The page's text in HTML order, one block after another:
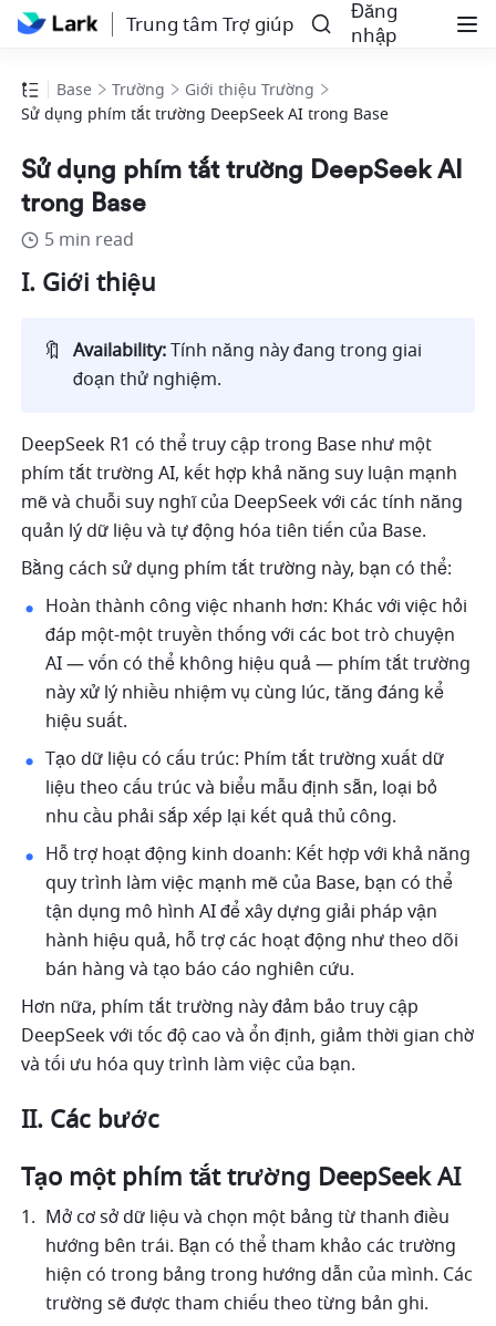
Trung tâm Trợ giúp
Đăng
nhập
Base Trường
Giới thiệu Trường
Sử dụng phím tắt trường DeepSeek AI trong Base
Sử dụng phím tắt trường DeepSeek AI
trong Base
5 min read
I. Giới thiệu
🔖 Availability: Tính năng này đang trong giai
đoạn thử nghiệm.
DeepSeek R1 có thể truy cập trong Base như một
phím tắt trường AI, kết hợp khả năng suy luận mạnh
mẽ và chuỗi suy nghĩ của DeepSeek với các tính năng
quản lý dữ liệu và tự động hóa tiên tiến của Base.
Bằng cách sử dụng phím tắt trường này, bạn có thể:
Hoàn thành công việc nhanh hơn: Khác với việc hỏi
đáp một-một truyền thống với các bot trò chuyện
AI — vốn có thể không hiệu quả — phím tắt trường
này xử lý nhiều nhiệm vụ cùng lúc, tăng đáng kể
hiệu suất.
Tạo dữ liệu có cấu trúc: Phím tắt trường xuất dữ
liệu theo cấu trúc và biểu mẫu định sẵn, loại bỏ
nhu cầu phải sắp xếp lại kết quả thủ công.
Hỗ trợ hoạt động kinh doanh: Kết hợp với khả năng
quy trình làm việc mạnh mẽ của Base, bạn có thể
tận dụng mô hình AI để xây dựng giải pháp vận
hành hiệu quả, hỗ trợ các hoạt động như theo dõi
bán hàng và tạo báo cáo nghiên cứu.
Hơn nữa, phím tắt trường này đảm bảo truy cập
DeepSeek với tốc độ cao và ổn định, giảm thời gian chờ
và tối ưu hóa quy trình làm việc của bạn.
II. Các bước
Tạo một phím tắt trường DeepSeek AI
Mở cơ sở dữ liệu và chọn một bảng từ thanh điều
hướng bên trái. Bạn có thể tham khảo các trường
hiện có trong bảng trong hướng dẫn của mình. Các
trường sẽ được tham chiếu theo từng bản ghi.